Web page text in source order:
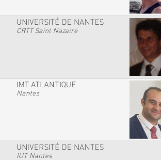
UNIVERSITÉ DE NANTES
CRTT Saint Nazaire
IMT ATLANTIQUE
Nantes
UNIVERSITÉ DE NANTES
IUT Nantes